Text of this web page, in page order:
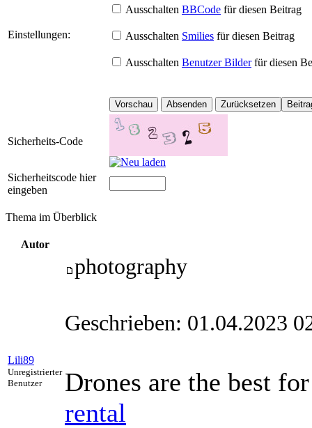
Einstellungen:
Ausschalten BBCode für diesen Beitrag
Ausschalten Smilies für diesen Beitrag
Ausschalten Benutzer Bilderfür diesen
Sicherheits-Code
Sicherheitscode hier
eingeben
Thema im Überblick
Autor
Lili89
Unregistrierter
Benutzer
photography
Geschrieben: 01.04.2023
Drones are the best
rental